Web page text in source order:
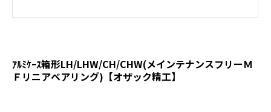
ｱﾙﾐｹｰｽ箱形LH/LHW/CH/CHW(メインテナンスフリーＭ
Ｆリニアベアリング)【オザック精工】